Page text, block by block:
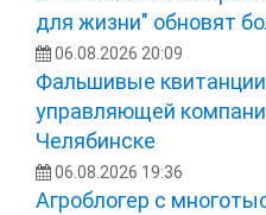
для жизни" обновят
06.08.2026 20:09
Фальшивые
управляющей
Челябинске
06.08.2026 19:36
Агроблогер с